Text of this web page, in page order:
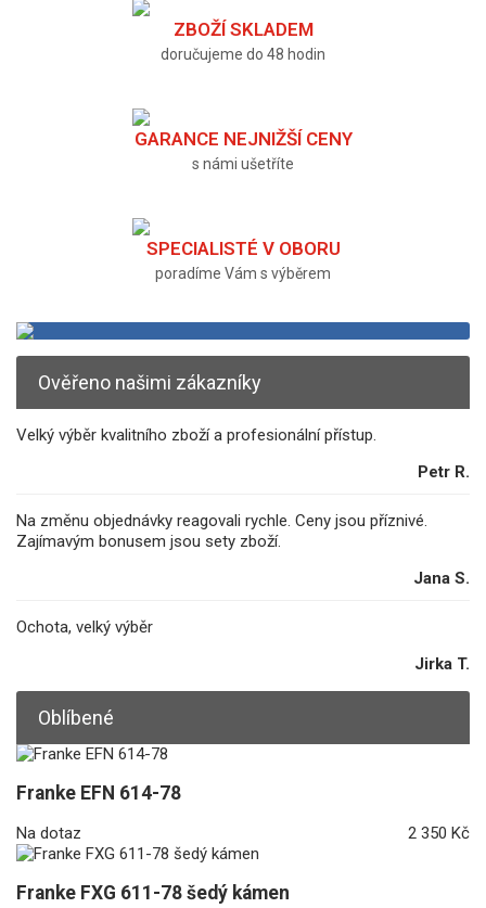
ZBOŽÍ SKLADEM
doručujeme do 48 hodin
GARANCE NEJNIŽŠÍ CENY
s námi ušetříte
SPECIALISTÉ V OBORU
poradíme Vám s výběrem
Ověřeno našimi zákazníky
Velký výběr kvalitního zboží a profesionální přístup.
Petr R.
Na změnu objednávky reagovali rychle. Ceny jsou příznivé.
Zajímavým bonusem jsou sety zboží.
Jana S.
Ochota, velký výběr
Jirka T.
Oblíbené
Franke EFN 614-78
Na dotaz 2 350 Kč
Franke FXG 611-78 šedý kámen